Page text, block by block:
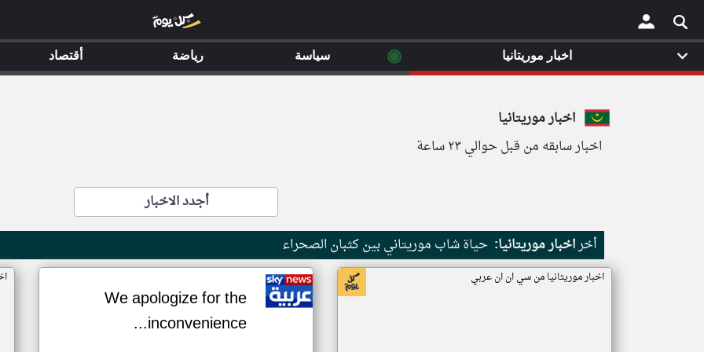
×
اخبار موريتانيا
اخبار سابقه من قبل حوالي ٢٣ ساعة
أجدد الاخبار
أخراخبار موريتانيا: حياة شاب موريتاني بين كثبان الصحراء
اخبار موريتانيا من سي ان ان عربي
We apologize for the
inconvenience...
اخبار موريتانيا ◉ سياسة رياضة أقتصاد